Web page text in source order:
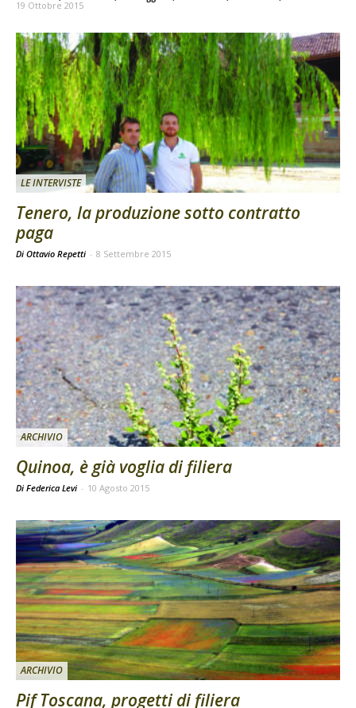
19 Ottobre 2015
LE INTERVISTE
Tenero, la produzione sotto contratto
paga
Di Ottavio Repetti - 8 Settembre 2015
ARCHIVIO
Quinoa, è già voglia di filiera
Di Federica Levi - 10 Agosto 2015
ARCHIVIO
Pif Toscana, progetti di filiera